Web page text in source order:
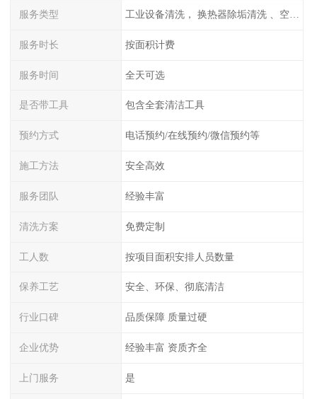
服务类型 工业设备清洗， 换热器除垢清洗 、空调清洗等
服务时长 按面积计费
服务时间 全天可选
是否带工具 包含全套清洁工具
预约方式 电话预约/在线预约/微信预约等
施工方法 安全高效
服务团队 经验丰富
清洗方案 免费定制
工人数 按项目面积安排人员数量
保养工艺 安全、环保、彻底清洁
行业口碑 品质保障 质量过硬
企业优势 经验丰富 资质齐全
上门服务 是